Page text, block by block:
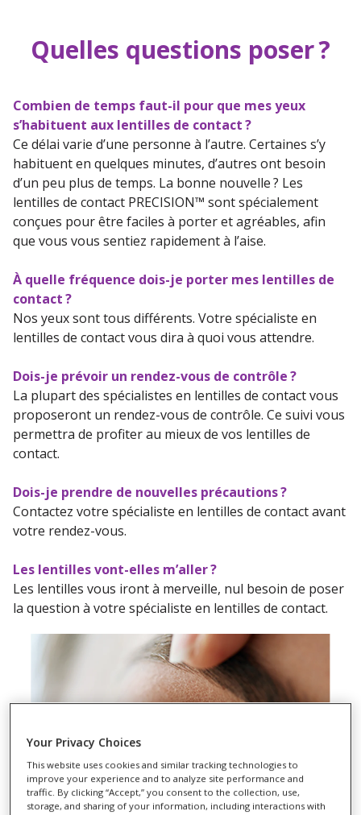
Quelles questions poser ?
Combien de temps faut-il pour que mes yeux
s’habituent aux lentilles de contact ?
Ce délai varie d’une personne à l’autre. Certaines s’y
habituent en quelques minutes, d’autres ont besoin
d’un peu plus de temps. La bonne nouvelle ? Les
lentilles de contact PRECISION™ sont spécialement
conçues pour être faciles à porter et agréables, afin
que vous vous sentiez rapidement à l’aise.
À quelle fréquence dois-je porter mes lentilles de
contact ?
Nos yeux sont tous différents. Votre spécialiste en
lentilles de contact vous dira à quoi vous attendre.
Dois-je prévoir un rendez-vous de contrôle ?
La plupart des spécialistes en lentilles de contact vous
proposeront un rendez-vous de contrôle. Ce suivi vous
permettra de profiter au mieux de vos lentilles de
contact.
Dois-je prendre de nouvelles précautions ?
Contactez votre spécialiste en lentilles de contact avant
votre rendez-vous.
Les lentilles vont-elles m’aller ?
Les lentilles vous iront à merveille, nul besoin de poser
la question à votre spécialiste en lentilles de contact.
Your Privacy Choices
This website uses cookies and similar tracking technologies to
improve your experience and to analyze site performance and
traffic. By clicking “Accept,” you consent to the collection, use,
storage, and sharing of your information, including interactions with